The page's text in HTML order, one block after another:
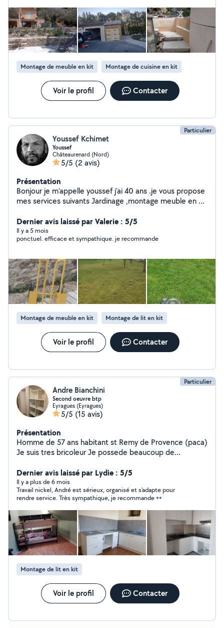
Montage de meuble en kit Montage de cuisine en kit
Voir le profil Contacter
Particulier
Youssef Kchimet
Youssef
Châteaurenard (Nord)
5/5 (2 avis)
Présentation
Bonjour je m'appelle youssef j'ai 40 ans .je vous propose
mes services suivants Jardinage ,montage meuble en kit
Dernier avis laissé par Valerie : 5/5
Il y a 5 mois
ponctuel. efficace et sympathique. je recommande
Montage de meuble en kit Montage de lit en kit
Voir le profil Contacter
Particulier
Andre Bianchini
Second oeuvre btp
Eyragues (Eyragues)
5/5 (15 avis)
Présentation
Homme de 57 ans habitant st Remy de Provence (paca)
Je suis tres bricoleur Je possede beaucoup de
Dernier avis laissé par Lydie : 5/5
Il y a plus de 6 mois
Travail nickel, André est sérieux, organisé et s'adapte pour
rendre service. Très sympathique, je recommande ++
Montage de lit en kit
Voir le profil Contacter